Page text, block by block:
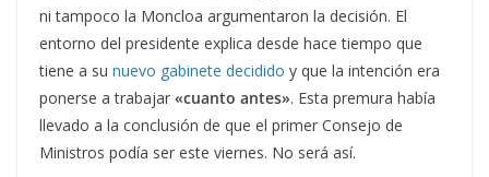
ni tampoco la Moncloa argumentaron la decisión. El
entorno del presidente explica desde hace tiempo que
tiene a su nuevo gabinete decidido y que la intención era
ponerse a trabajar «cuanto antes». Esta premura había
llevado a la conclusión de que el primer Consejo de
Ministros podía ser este viernes. No será así.